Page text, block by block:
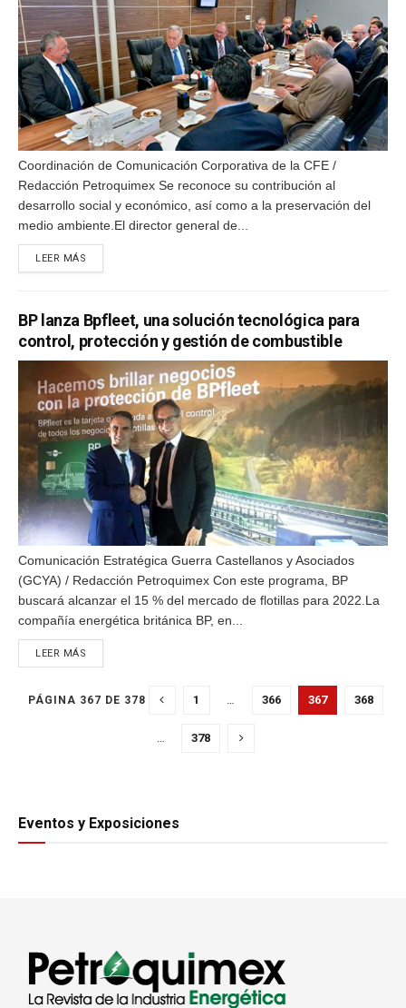
Coordinación de Comunicación Corporativa de la CFE /
Redacción Petroquimex Se reconoce su contribución al
desarrollo social y económico, así como a la preservación del
medio ambiente.El director general de...
LEER MÁS
BP lanza Bpfleet, una solución tecnológica para
control, protección y gestión de combustible
Comunicación Estratégica Guerra Castellanos y Asociados
(GCYA) / Redacción Petroquimex Con este programa, BP
buscará alcanzar el 15 % del mercado de flotillas para 2022.La
compañía energética británica BP, en...
LEER MÁS
PÁGINA 367 DE 378 1 … 366 367 368
… 378
Eventos y Exposiciones